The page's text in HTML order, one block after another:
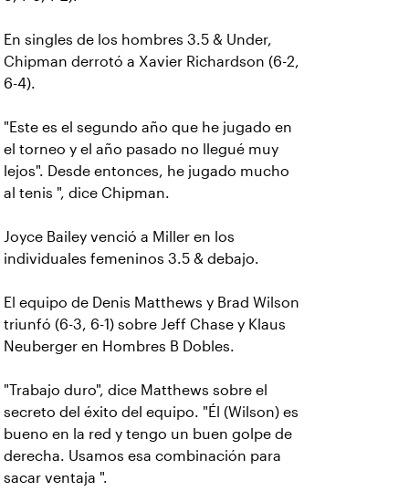
En singles de los hombres 3.5 & Under,
Chipman derrotó a Xavier Richardson (6-2,
6-4).
"Este es el segundo año que he jugado en
el torneo y el año pasado no llegué muy
lejos". Desde entonces, he jugado mucho
al tenis ", dice Chipman.
Joyce Bailey venció a Miller en los
individuales femeninos 3.5 & debajo.
El equipo de Denis Matthews y Brad Wilson
triunfó (6-3, 6-1) sobre Jeff Chase y Klaus
Neuberger en Hombres B Dobles.
"Trabajo duro", dice Matthews sobre el
secreto del éxito del equipo. "Él (Wilson) es
bueno en la red y tengo un buen golpe de
derecha. Usamos esa combinación para
sacar ventaja ".